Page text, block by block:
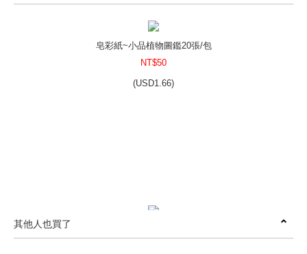
皂彩紙~小品植物圖鑑20張/包
NT$50
(USD1.66)
其他人也買了